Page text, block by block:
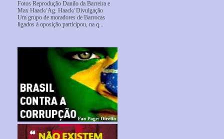
Fotos Reprodução Danilo da Barreira e
Max Haack/ Ag. Haack/ Divulgação
Um grupo de moradores de Barrocas
ligados à oposição participou, na q...